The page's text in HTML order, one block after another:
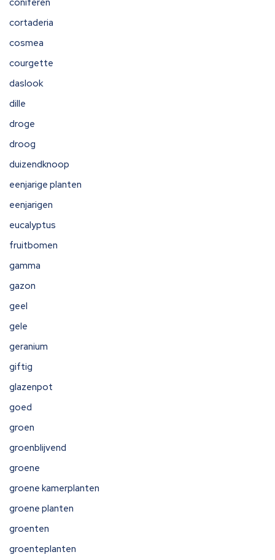
coniferen
cortaderia
cosmea
courgette
daslook
dille
droge
droog
duizendknoop
eenjarige planten
eenjarigen
eucalyptus
fruitbomen
gamma
gazon
geel
gele
geranium
giftig
glazenpot
goed
groen
groenblijvend
groene
groene kamerplanten
groene planten
groenten
groenteplanten